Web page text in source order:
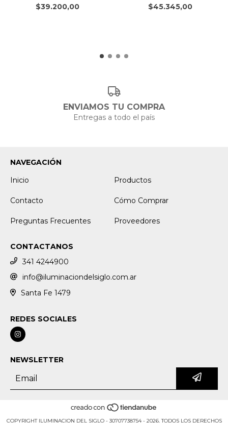
$39.200,00 $45.345,00
ENVIAMOS TU COMPRA
Entregas a todo el país
NAVEGACIÓN
Inicio
Productos
Contacto Cómo Comprar
Preguntas Frecuentes Proveedores
CONTACTANOS
341 4244900
info@iluminaciondelsiglo.com.ar
Santa Fe 1479
REDES SOCIALES
NEWSLETTER
COPYRIGHT ILUMINACION DEL SIGLO - 30707738754 - 2026. TODOS LOS DERECHOS